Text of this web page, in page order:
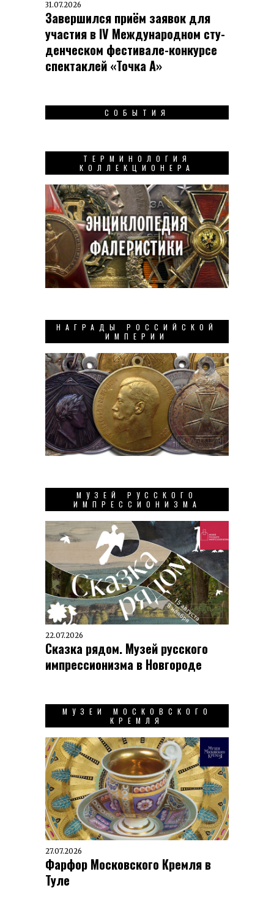
31.07.2026
Завершился приём заявок для
участия в IV Меж­ду­на­род­ном сту­
ден­чес­ком фес­ти­вале-кон­кур­се
спек­таклей «Точка А»
СОБЫТИЯ
ТЕРМИНОЛОГИЯ
КОЛЛЕКЦИОНЕРА
НАГРАДЫ РОССИЙСКОЙ
ИМПЕРИИ
МУЗЕЙ РУССКОГО
ИМПРЕССИОНИЗМА
22.07.2026
Сказка рядом. Музей русского
импрессионизма в Новгороде
МУЗЕИ МОСКОВСКОГО
КРЕМЛЯ
27.07.2026
Фарфор Московского Кремля в
Туле